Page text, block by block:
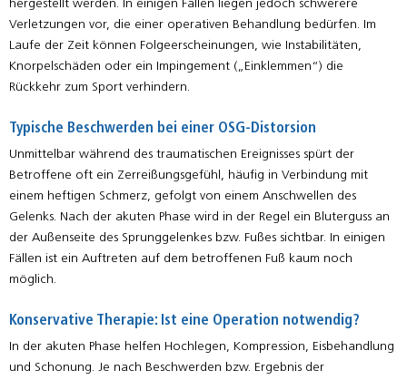
hergestellt werden. In einigen Fällen liegen jedoch schwerere
Verletzungen vor, die einer operativen Behandlung bedürfen. Im
Laufe der Zeit können Folgeerscheinungen, wie Instabilitäten,
Knorpelschäden oder ein Impingement („Einklemmen“) die
Rückkehr zum Sport verhindern.
Typische Beschwerden bei einer OSG-Distorsion
Unmittelbar während des traumatischen Ereignisses spürt der
Betroffene oft ein Zerreißungsgefühl, häufig in Verbindung mit
einem heftigen Schmerz, gefolgt von einem Anschwellen des
Gelenks. Nach der akuten Phase wird in der Regel ein Bluterguss an
der Außenseite des Sprunggelenkes bzw. Fußes sichtbar. In einigen
Fällen ist ein Auftreten auf dem betroffenen Fuß kaum noch
möglich.
Konservative Therapie: Ist eine Operation notwendig?
In der akuten Phase helfen Hochlegen, Kompression, Eisbehandlung
und Schonung. Je nach Beschwerden bzw. Ergebnis der